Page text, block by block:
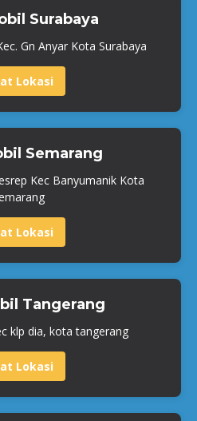
Surabaya
Gn Anyar Kota Surabaya
Lokasi
Semarang
Kec Banyumanik Kota
Lokasi
Tangerang
klp dia, kota tangerang
Lokasi